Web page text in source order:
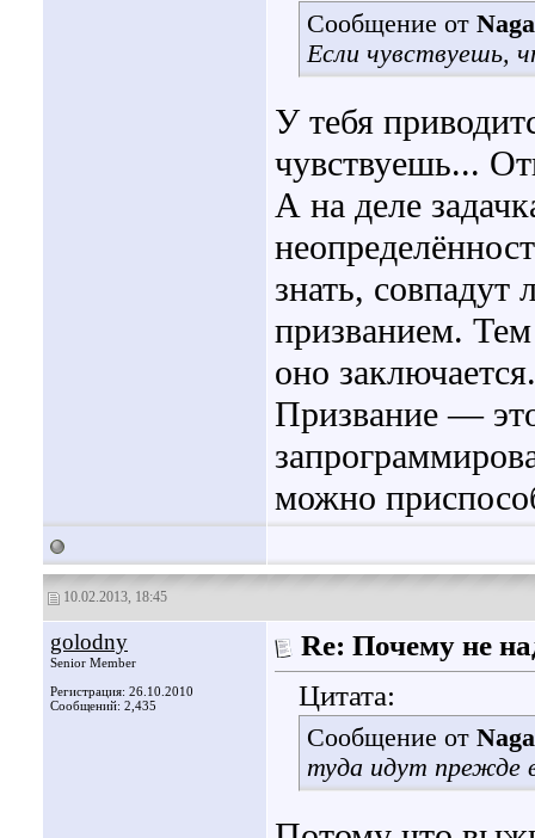
Сообщение от
Если чувствуешь,
У тебя
чувствуешь...
А на деле
знать,
призванием.
оно заключается.
Призвание —
можно
10.02.2013, 18:45
golodny
Senior Member
Регистрация: 26.10.2010
Сообщений: 2,435
Re: Почему не
Цитата:
Сообщение от
туда идут прежде